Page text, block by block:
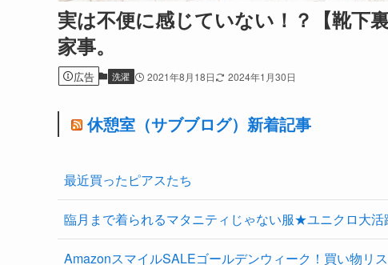
実は不便に感じていない！？【靴下
家事。
広告 洗濯 2021年8月18日 2024年1月30日
休憩室（サブブログ）新着記事
最近買ったピアスたち
臨月まで着られるマタニティじゃない服★ユニクロ大活
AmazonスマイルSALEゴールデンウィーク！買い物リ